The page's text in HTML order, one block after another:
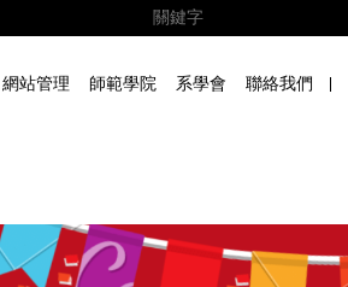
網站管理 師範學院 系學會 聯絡我們